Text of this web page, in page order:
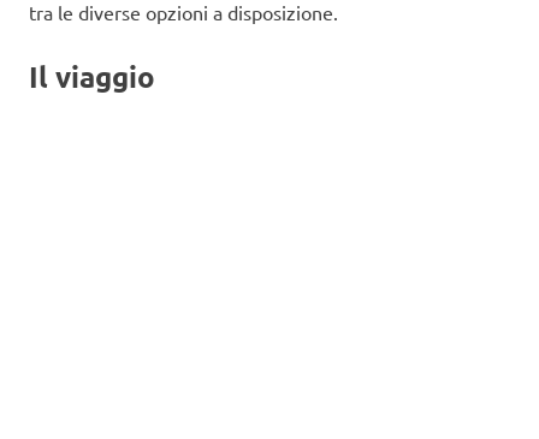
tra le diverse opzioni a disposizione.
Il viaggio